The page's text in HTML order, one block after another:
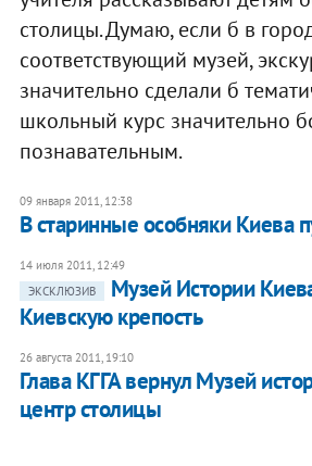
столицы. Думаю, если б в
соответствующий музей,
значительно сделали б
школьный курс значительно
познавательным.
09 января 2011, 12:38
В старинные особняки Киева
14 июля 2011, 12:49
ЭКСКЛЮЗИВ
Музей Истории
Киевскую крепость
26 августа 2011, 19:10
Глава КГГА вернул Музей
центр столицы